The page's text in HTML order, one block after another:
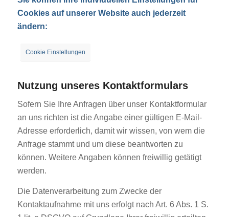
Cookies auf unserer Website auch jederzeit
ändern:
Cookie Einstellungen
Nutzung unseres Kontaktformulars
Sofern Sie Ihre Anfragen über unser Kontaktformular
an uns richten ist die Angabe einer gültigen E-Mail-
Adresse erforderlich, damit wir wissen, von wem die
Anfrage stammt und um diese beantworten zu
können. Weitere Angaben können freiwillig getätigt
werden.
Die Datenverarbeitung zum Zwecke der
Kontaktaufnahme mit uns erfolgt nach Art. 6 Abs. 1 S.